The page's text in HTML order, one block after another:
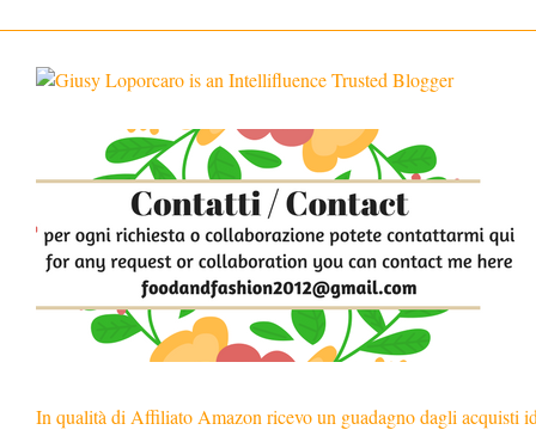
In qualità di Affiliato Amazon ricevo un guadagno dagli acquisti